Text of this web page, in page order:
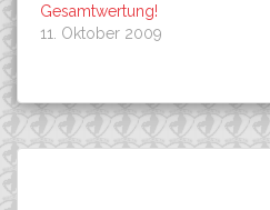
Gesamtwertung!
11. Oktober 2009